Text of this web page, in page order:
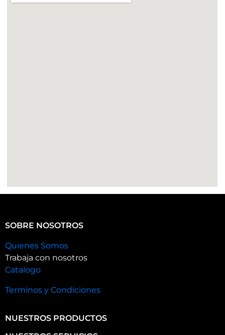
SOBRE NOSOTROS
Quienes Somos
Trabaja con nosotros
Catalogo
Terminos y Condiciones
NUESTROS PRODUCTOS